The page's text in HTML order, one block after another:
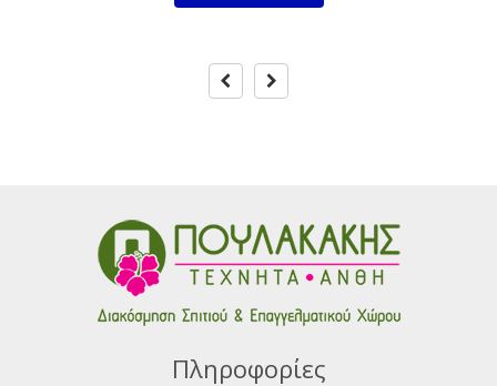
Πληροφορίες